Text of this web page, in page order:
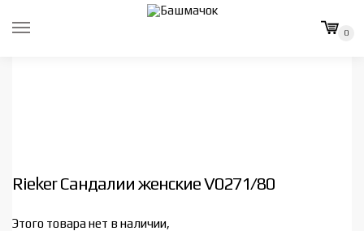
0
Rieker Сандалии женские V0271/80
Этого товара нет в наличии,